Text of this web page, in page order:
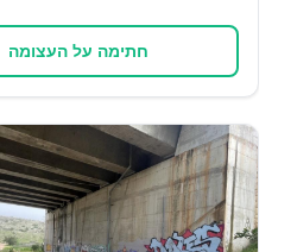
חתימה על העצומה